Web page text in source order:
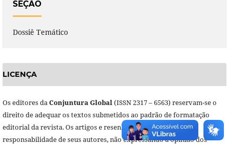
SEÇÃO
Dossiê Temático
LICENÇA
Os editores da Conjuntura Global (ISSN 2317 – 6563) reservam-se o
direito de adequar os textos submetidos ao padrão de formatação
editorial da revista. Os artigos e resenhas assinados são de
responsabilidade de seus autores, não expressando a opinião dos